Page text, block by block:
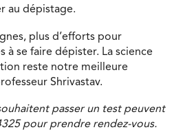
au dépistage.
plus d’efforts pour
à se faire dépister. La science
reste notre meilleure
Shrivastav.
passer un test peuvent
pour prendre rendez-vous.